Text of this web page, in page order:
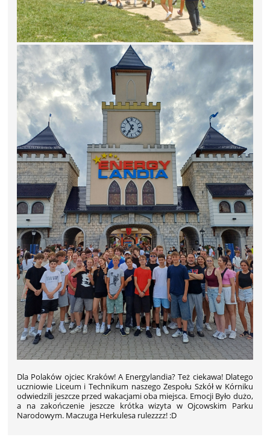
Dla Polaków ojciec Kraków! A Energylandia? Też ciekawa! Dlatego
uczniowie Liceum i Technikum naszego Zespołu Szkół w Kórniku
odwiedzili jeszcze przed wakacjami oba miejsca. Emocji Było dużo,
a na zakończenie jeszcze krótka wizyta w Ojcowskim Parku
Narodowym. Maczuga Herkulesa rulezzzz! :D